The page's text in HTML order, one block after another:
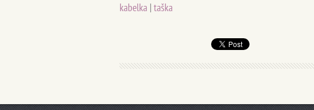
kabelka |taška